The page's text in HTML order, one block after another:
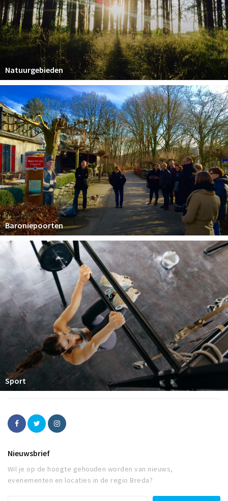
Natuurgebieden
Baroniepoorten
Sport
Nieuwsbrief
Wil je op de hoogte gehouden worden van nieuws,
evenementen en locaties in de regio Breda?